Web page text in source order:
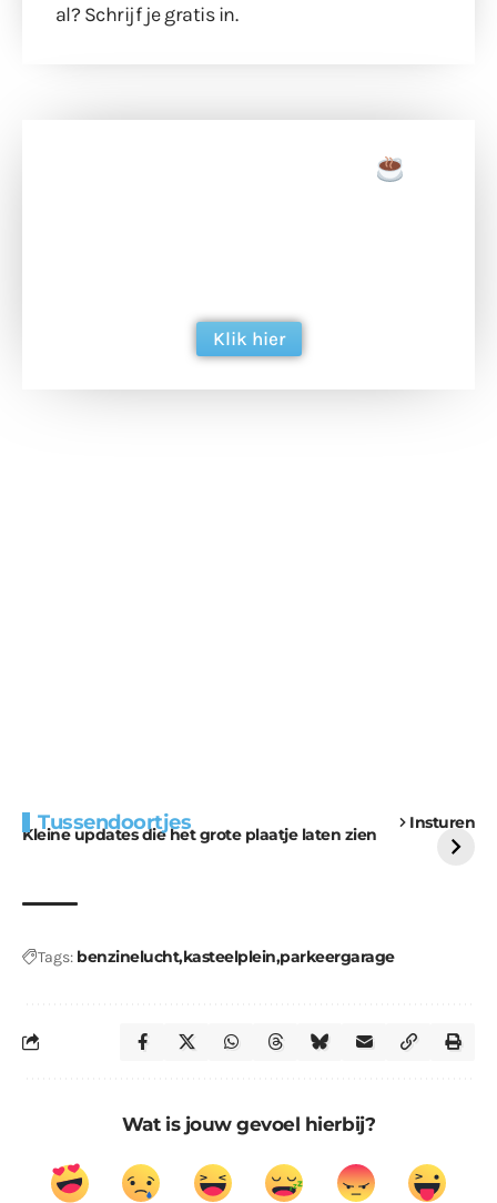
al? Schrijf je gratis in.
Klik hier
Tussendoortjes Insturen
Kleine updates die het grote plaatje laten zien
voor kabouters
uitdaging
Tags: benzineluchtkasteelplein parkeergarage
Wat is jouw gevoel hierbij?